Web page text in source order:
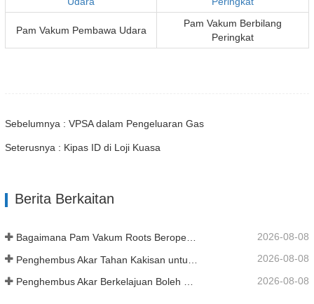
Pam Vakum Pembawa Udara
Pam Vakum Berbilang
Peringkat
Sebelumnya : VPSA dalam Pengeluaran Gas
Seterusnya : Kipas ID di Loji Kuasa
Berita Berkaitan
Bagaimana Pam Vakum Roots Beroperasi 2026-08-08
2026-08-08
2026-08-08